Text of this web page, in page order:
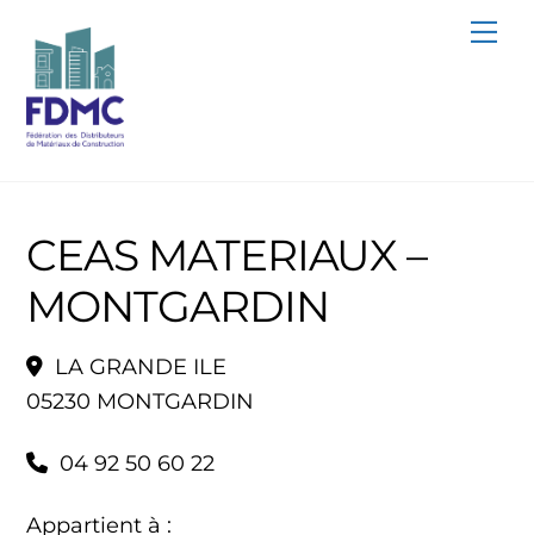
content
CEAS MATERIAUX –
MONTGARDIN
LA GRANDE ILE
05230 MONTGARDIN
04 92 50 60 22
Appartient à :